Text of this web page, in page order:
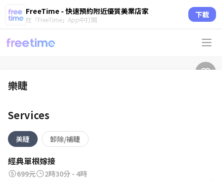
FreeTime - 快速預約附近優質美業店家
在「FreeTime」App中打開 下載
樂睫
Services
美睫 卸除/補睫
經典單根嫁接
699元 2時30分 - 4時